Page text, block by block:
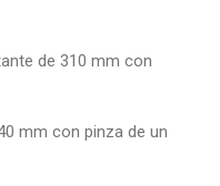
de 310 mm con
mm con pinza de un